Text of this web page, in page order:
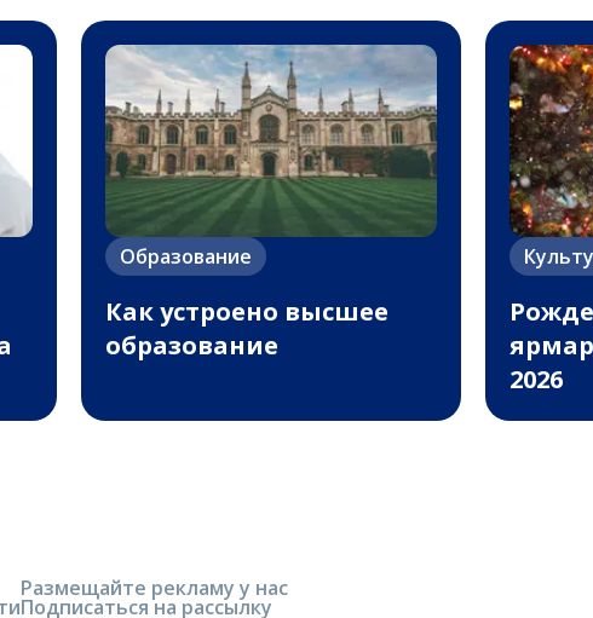
Образование
Как устроено высшее
образование
2026
Размещайте рекламу у нас
Подписаться на рассылку